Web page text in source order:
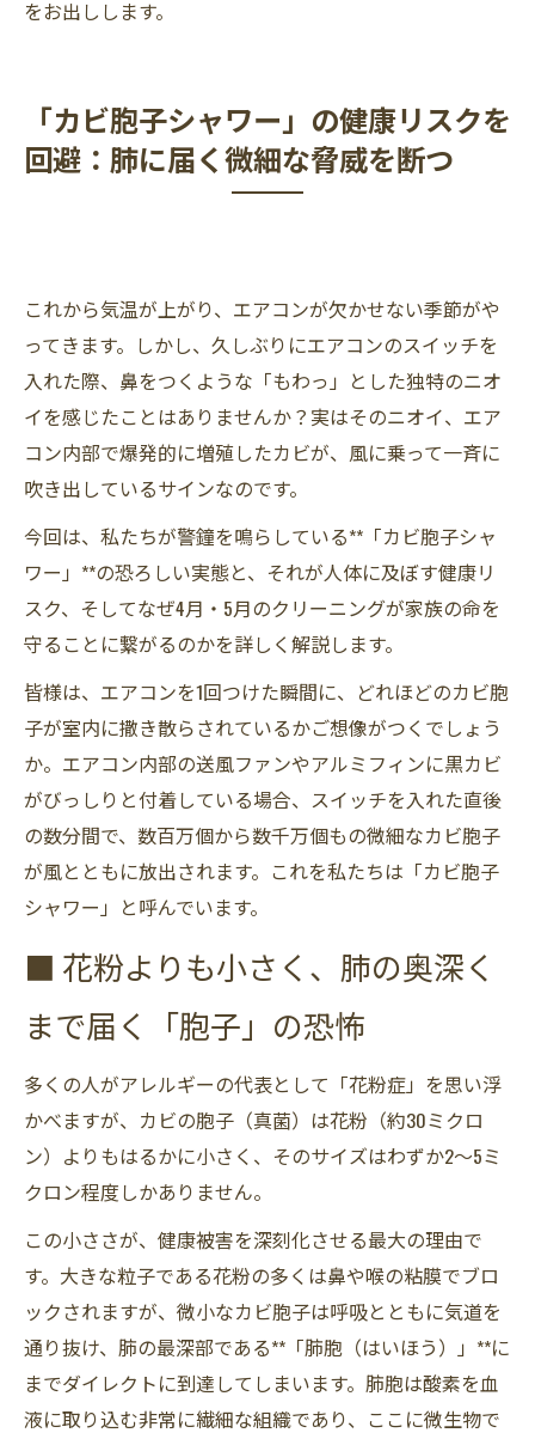
をお出しします。
「カビ胞子シャワー」の健康リスクを
回避：肺に届く微細な脅威を断つ
これから気温が上がり、エアコンが欠かせない季節がや
ってきます。しかし、久しぶりにエアコンのスイッチを
入れた際、鼻をつくような「もわっ」とした独特のニオ
イを感じたことはありませんか？実はそのニオイ、エア
コン内部で爆発的に増殖したカビが、風に乗って一斉に
吹き出しているサインなのです。
今回は、私たちが警鐘を鳴らしている**「カビ胞子シャ
ワー」**の恐ろしい実態と、それが人体に及ぼす健康リ
スク、そしてなぜ4月・5月のクリーニングが家族の命を
守ることに繋がるのかを詳しく解説します。
皆様は、エアコンを1回つけた瞬間に、どれほどのカビ胞
子が室内に撒き散らされているかご想像がつくでしょう
か。エアコン内部の送風ファンやアルミフィンに黒カビ
がびっしりと付着している場合、スイッチを入れた直後
の数分間で、数百万個から数千万個もの微細なカビ胞子
が風とともに放出されます。これを私たちは「カビ胞子
シャワー」と呼んでいます。
■ 花粉よりも小さく、肺の奥深く
まで届く「胞子」の恐怖
多くの人がアレルギーの代表として「花粉症」を思い浮
かべますが、カビの胞子（真菌）は花粉（約30ミクロ
ン）よりもはるかに小さく、そのサイズはわずか2〜5ミ
クロン程度しかありません。
この小ささが、健康被害を深刻化させる最大の理由で
す。大きな粒子である花粉の多くは鼻や喉の粘膜でブロ
ックされますが、微小なカビ胞子は呼吸とともに気道を
通り抜け、肺の最深部である**「肺胞（はいほう）」**に
までダイレクトに到達してしまいます。肺胞は酸素を血
液に取り込む非常に繊細な組織であり、ここに微生物で